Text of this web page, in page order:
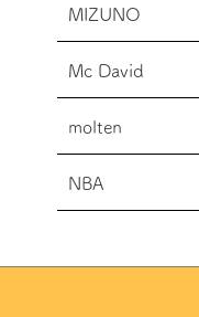
MIZUNO
Mc David
molten
NBA